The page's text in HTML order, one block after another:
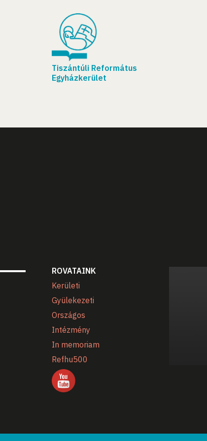
Tiszántúli Református
Egyházkerület
ROVATAINK
Kerületi
Gyülekezeti
Országos
Intézmény
In memoriam
Refhu500